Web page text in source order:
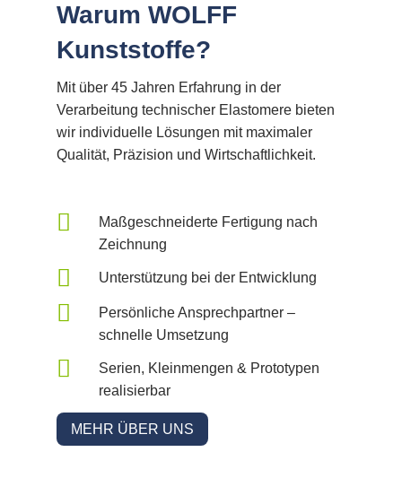
Warum WOLFF
Kunststoffe?
Mit über 45 Jahren Erfahrung in der
Verarbeitung technischer Elastomere bieten
wir individuelle Lösungen mit maximaler
Qualität, Präzision und Wirtschaftlichkeit.

Maßgeschneiderte Fertigung nach
Zeichnung
 Unterstützung bei der Entwicklung

Persönliche Ansprechpartner –
schnelle Umsetzung

Serien, Kleinmengen & Prototypen
realisierbar
MEHR ÜBER UNS